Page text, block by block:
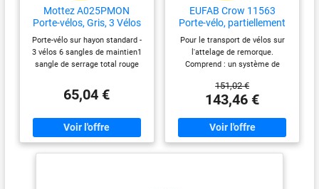
Mottez A025PMON
Porte-vélos, Gris, 3 Vélos
Porte-vélo sur hayon standard -
3 vélos 6 sangles de maintien1
sangle de serrage total rouge
diamètre 25mmPeinture poudre
époxy titane brillant 6 bloque-
vélosSangles à tendeur
élastique4 patins haute densité
65,04 €
EUFAB Crow 11563
Porte-vélo, partiellement
pré-monté, pour vélo
électrique
Pour le transport de vélos sur
l'attelage de remorque.
Comprend : un système de
dispositif antivol. Charge
maximale : 50 kg. Empattement
des rails : 18 cm.
151,02 €
143,46 €